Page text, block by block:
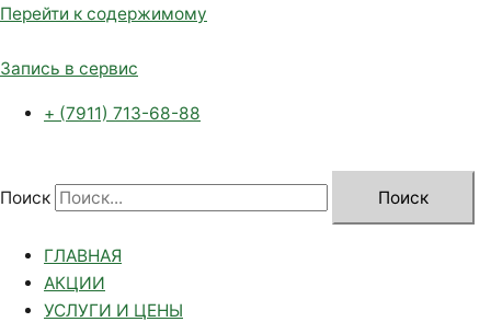
Перейти к содержимому
Запись в сервис
+ (7911) 713-68-88
Поиск Поиск
ГЛАВНАЯ
АКЦИИ
УСЛУГИ И ЦЕНЫ